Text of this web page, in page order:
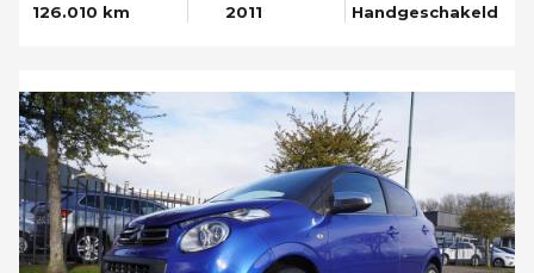
126.010 km
2011
Handgeschakeld